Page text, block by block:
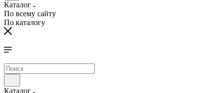
Каталог
По всему сайту
По каталогу
Каталог